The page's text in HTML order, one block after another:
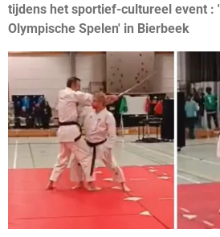
tijdens het sportief-cultureel event :
Olympische Spelen' in Bierbeek